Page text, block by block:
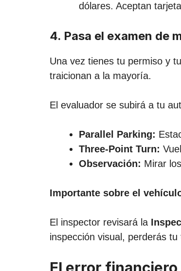
dólares. Aceptan
4. Pasa el examen de
Una vez tienes tu permiso y
traicionan a la mayoría.
El evaluador se subirá a tu
Parallel Parking:
Three-Point Turn:
Observación: Mirar
Importante sobre el
El inspector revisará la
inspección visual, perderás tu